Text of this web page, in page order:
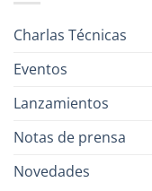
Charlas Técnicas
Eventos
Lanzamientos
Notas de prensa
Novedades